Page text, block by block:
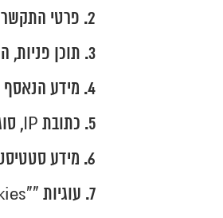
פרטי
תוכן
מידע הנאסף
כתובת IP, סוג הדפדפן, מערכת ההפעלה, מיקום כללי.
מידע
עוגיות ""Cookies וטכנולוגיות מעקב דומות, לצורך שיפור חווית המשתמש והתאמת תכנים.